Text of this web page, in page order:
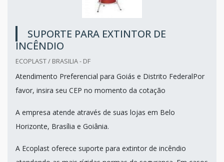
SUPORTE PARA EXTINTOR DE
INCÊNDIO
ECOPLAST / BRASILIA - DF
Atendimento Preferencial para Goiás e Distrito FederalPor
favor, insira seu CEP no momento da cotação
A empresa atende através de suas lojas em Belo
Horizonte, Brasília e Goiânia.
A Ecoplast oferece suporte para extintor de incêndio